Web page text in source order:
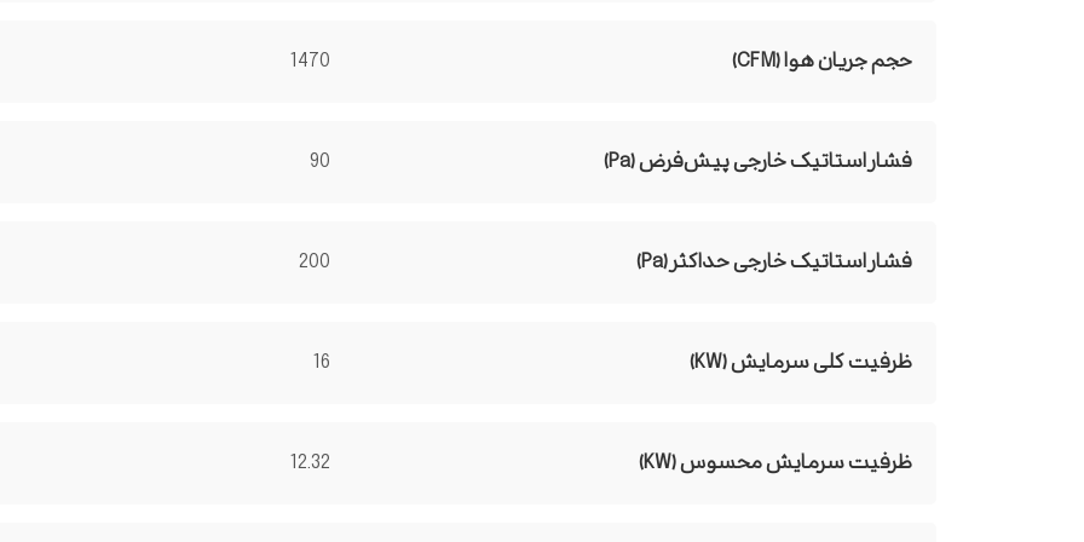
حجم جریان هوا (CFM) 1470
فشار استاتیک خارجی پیش‌فرض (Pa) 90
فشار استاتیک خارجی حداکثر (Pa) 200
ظرفیت کلی سرمایش (KW) 16
ظرفیت سرمایش محسوس (KW) 12.32